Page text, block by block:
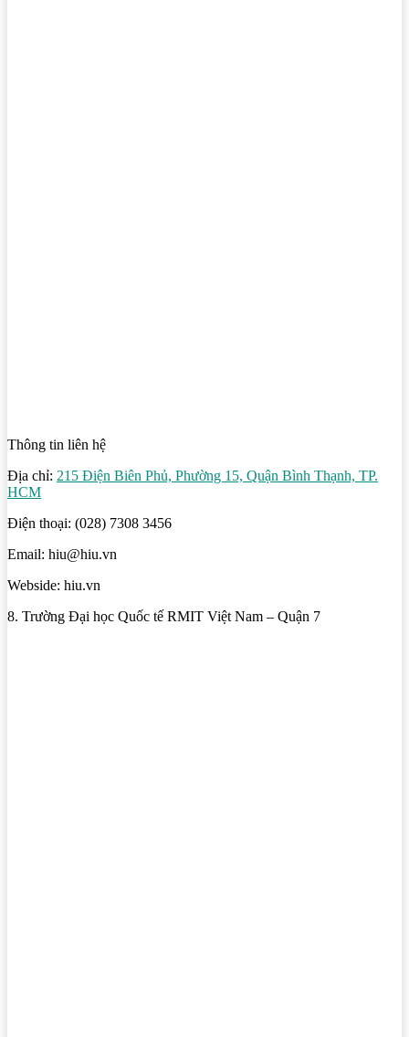
Thông tin liên hệ
Địa chỉ: 215 Điện Biên Phủ, Phường 15, Quận Bình Thạnh, TP.
HCM
Điện thoại: (028) 7308 3456
Email: hiu@hiu.vn
Webside: hiu.vn
8. Trường Đại học Quốc tế RMIT Việt Nam – Quận 7